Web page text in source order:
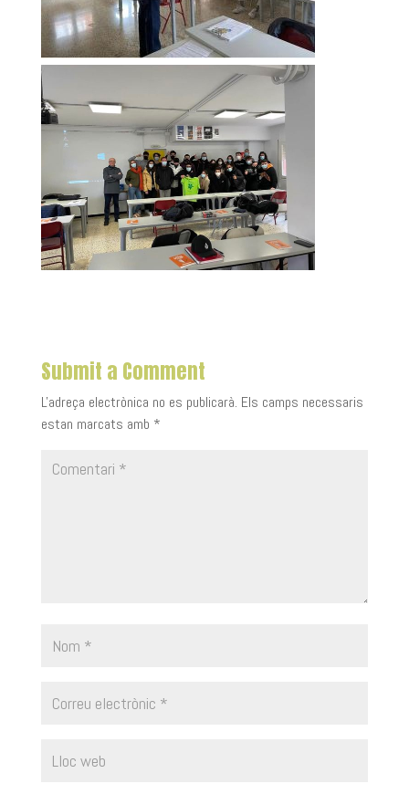
Submit a Comment
L'adreça electrònica no es publicarà. Els camps necessaris
estan marcats amb *